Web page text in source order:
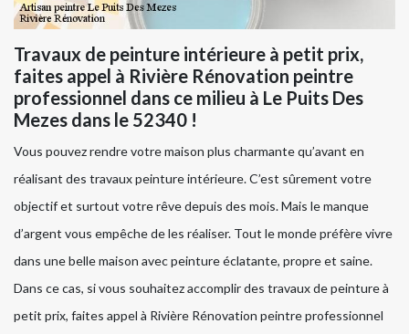
Travaux de peinture intérieure à petit prix,
faites appel à Rivière Rénovation peintre
professionnel dans ce milieu à Le Puits Des
Mezes dans le 52340 !
Vous pouvez rendre votre maison plus charmante qu’avant en
réalisant des travaux peinture intérieure. C’est sûrement votre
objectif et surtout votre rêve depuis des mois. Mais le manque
d’argent vous empêche de les réaliser. Tout le monde préfère vivre
dans une belle maison avec peinture éclatante, propre et saine.
Dans ce cas, si vous souhaitez accomplir des travaux de peinture à
petit prix, faites appel à Rivière Rénovation peintre professionnel